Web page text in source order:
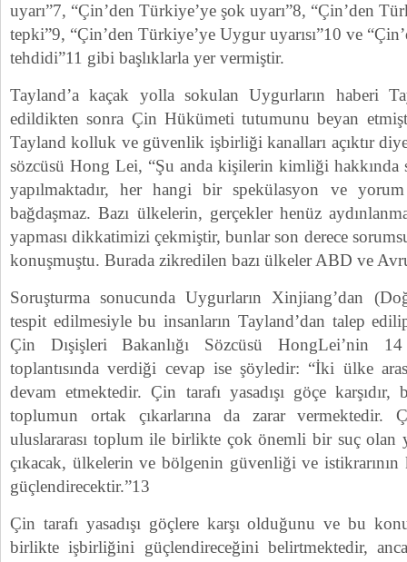
uyarı”7, “Çin’den Türkiye’ye şok uyarı”8, “Çin’den
tepki”9, “Çin’den Türkiye’ye Uygur uyarısı”10 ve
tehdidi”11 gibi başlıklarla yer vermiştir.
Tayland’a kaçak yolla sokulan Uygurların haberi
edildikten sonra Çin Hükümeti tutumunu beyan
Tayland kolluk ve güvenlik işbirliği kanalları açıktır
sözcüsü Hong Lei, “Şu anda kişilerin kimliği hakkında
yapılmaktadır, her hangi bir spekülasyon ve
bağdaşmaz. Bazı ülkelerin, gerçekler henüz
yapması dikkatimizi çekmiştir, bunlar son derece
konuşmuştu. Burada zikredilen bazı ülkeler ABD ve
Soruşturma sonucunda Uygurların Xinjiang’dan
tespit edilmesiyle bu insanların Tayland’dan talep
Çin Dışişleri Bakanlığı Sözcüsü HongLei’nin
toplantısında verdiği cevap ise şöyledir: “İki ülke
devam etmektedir. Çin tarafı yasadışı göçe karşıdır,
toplumun ortak çıkarlarına da zarar
uluslararası toplum ile birlikte çok önemli bir suç olan
çıkacak, ülkelerin ve bölgenin güvenliği ve
güçlendirecektir.”13
Çin tarafı yasadışı göçlere karşı olduğunu ve bu
birlikte işbirliğini güçlendireceğini belirtmektedir,